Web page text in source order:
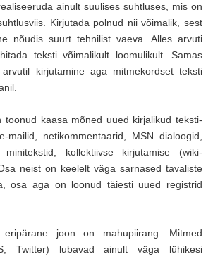
ainult suulises suhtluses, mis on
Kirjutada polnud nii võimalik, sest
nõudis suurt tehnilist vaeva. Alles arvuti
teksti võimalikult loomulikult. Samas
kirjutamine aga mitmekordset teksti
toonud kaasa mõned uued kirjalikud teksti-
mailid, netikommentaarid, MSN dialoogid,
minitekstid, kollektiivse kirjutamise (wiki-
neist on keelelt väga sarnased tavaliste
osa aga on loonud täiesti uued registrid
eripärane joon on mahupiirang. Mitmed
Twitter) lubavad ainult väga lühikesi